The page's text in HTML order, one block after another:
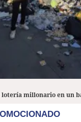
millonario en un